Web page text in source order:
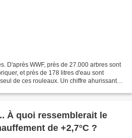
D'après WWF, près de 27.000 arbres sont
et près de 178 litres d'eau sont
de ces rouleaux. Un chiffre ahurissant,
À quoi ressemblerait le
de +2,7°C ?